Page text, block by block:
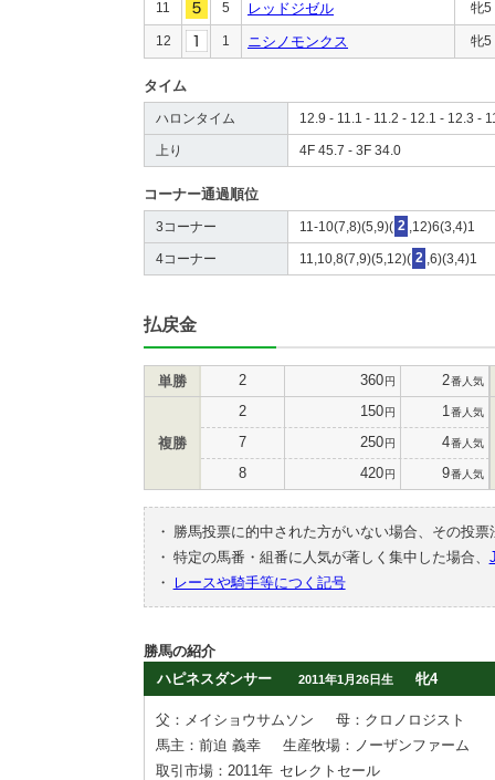
11 5 レッドジゼル 牝5
12 1 ニシノモンクス 牝5
タイム
ハロンタイム 12.9 - 11.1 - 11.2 - 12.1 - 12.3 -
上り 4F 45.7 - 3F 34.0
コーナー通過順位
3コーナー 11-10(7,8)(5,9)( 2 ,12)6(3,4)1
4コーナー 11,10,8(7,9)(5,12)( 2 ,6)(3,4)1
払戻金
単勝 2 360円 2番人気
複勝
2 150円 1 番人気
7 250円 4番人気
8 420円 9番人気
・
勝馬投票に的中された方がいない場合、その投
・ 特定の馬番・組番に人気が著しく集中した場合、
・
レースや騎手等につく記号
勝馬の紹介
ハピネスダンサー
2011年1月26日生 牝4
父：メイショウサムソン
母：クロノロジスト
馬主：前迫 義幸
生産牧場：ノーザンファーム
取引市場：2011年 セレクトセール